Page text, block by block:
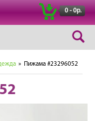
0 - 0р.
» Пижама #23296052